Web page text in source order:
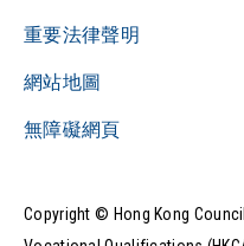
重要法律聲明
網站地圖
無障礙網頁
Copyright © Hong Kong